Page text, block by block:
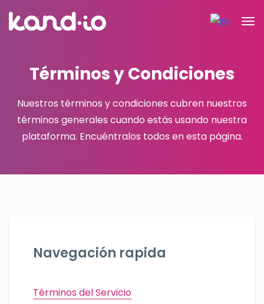
Términos y Condiciones
Nuestros términos y condiciones cubren nuestros
términos generales cuando estás usando nuestra
plataforma. Encuéntralos todos en esta página.
Navegación rapida
Términos del Servicio